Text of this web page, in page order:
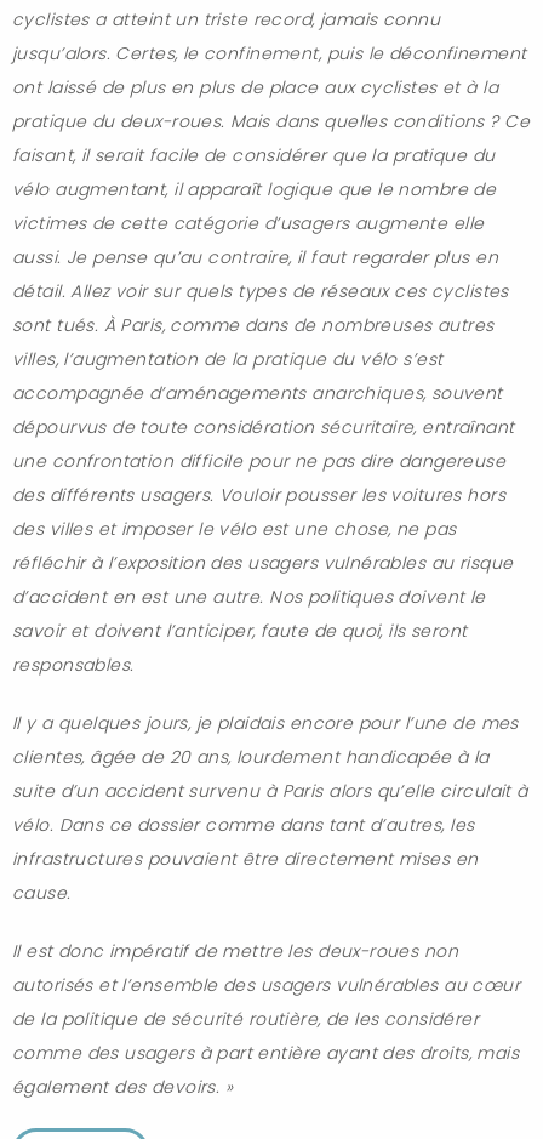
cyclistes a atteint un triste record, jamais connu
jusqu’alors. Certes, le confinement, puis le déconfinement
ont laissé de plus en plus de place aux cyclistes et à la
pratique du deux-roues. Mais dans quelles conditions ? Ce
faisant, il serait facile de considérer que la pratique du
vélo augmentant, il apparaît logique que le nombre de
victimes de cette catégorie d’usagers augmente elle
aussi. Je pense qu’au contraire, il faut regarder plus en
détail. Allez voir sur quels types de réseaux ces cyclistes
sont tués. À Paris, comme dans de nombreuses autres
villes, l’augmentation de la pratique du vélo s’est
accompagnée d’aménagements anarchiques, souvent
dépourvus de toute considération sécuritaire, entraînant
une confrontation difficile pour ne pas dire dangereuse
des différents usagers. Vouloir pousser les voitures hors
des villes et imposer le vélo est une chose, ne pas
réfléchir à l’exposition des usagers vulnérables au risque
d’accident en est une autre. Nos politiques doivent le
savoir et doivent l’anticiper, faute de quoi, ils seront
responsables.
Il y a quelques jours, je plaidais encore pour l’une de mes
clientes, âgée de 20 ans, lourdement handicapée à la
suite d’un accident survenu à Paris alors qu’elle circulait à
vélo. Dans ce dossier comme dans tant d’autres, les
infrastructures pouvaient être directement mises en
cause.
Il est donc impératif de mettre les deux-roues non
autorisés et l’ensemble des usagers vulnérables au cœur
de la politique de sécurité routière, de les considérer
comme des usagers à part entière ayant des droits, mais
également des devoirs. »